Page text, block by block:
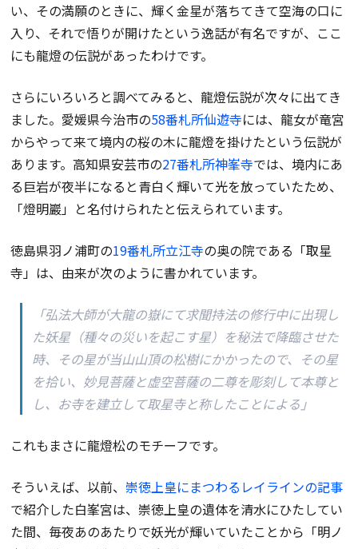
い、その満願のときに、輝く金星が落ちてきて空海の口に
入り、それで悟りが開けたという逸話が有名ですが、ここ
にも龍燈の伝説があったわけです。
さらにいろいろと調べてみると、龍燈伝説が次々に出てき
ました。愛媛県今治市の58番札所仙遊寺には、龍女が竜宮
からやって来て境内の桜の木に龍燈を掛けたという伝説が
あります。高知県安芸市の27番札所神峯寺では、境内にあ
る巨岩が夜半になると青白く輝いて光を放っていたため、
「燈明巖」と名付けられたと伝えられています。
徳島県羽ノ浦町の19番札所立江寺の奥の院である「取星
寺」は、由来が次のように書かれています。
「弘法大師が大龍の嶽にて求聞持法の修行中に出現し
た妖星（種々の災いを起こす星）を秘法で降臨させた
時、その星が当山山頂の松樹にかかったので、その星
を拾い、妙見菩薩と虚空菩薩の二尊を彫刻して本尊と
し、お寺を建立して取星寺と称したことによる」
これもまさに龍燈松のモチーフです。
そういえば、以前、 崇徳上皇にまつわるレイラインの記事
で紹介した白峯宮は、崇徳上皇の遺体を清水にひたしてい
た間、毎夜あのあたりで妖光が輝いていたことから「明ノ